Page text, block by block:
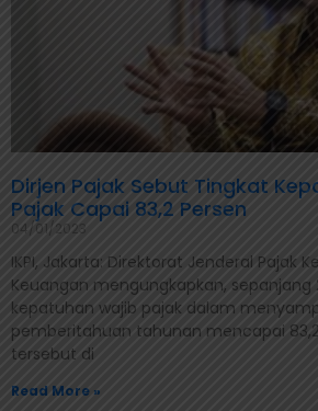
Dirjen Pajak Sebut Tingkat
Pajak Capai 83,2 Persen
04/01/2023
IKPI, Jakarta: Direktorat Jenderal Pajak
Keuangan mengungkapkan, sepanjang
kepatuhan wajib pajak dalam
pemberitahuan tahunan mencapai 83,2
tersebut di
Read More »